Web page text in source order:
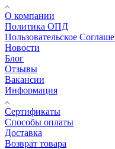
О компании
Политика ОПД
Пользовательское
Новости
Блог
Отзывы
Вакансии
Информация
Сертификаты
Способы оплаты
Доставка
Возврат товара